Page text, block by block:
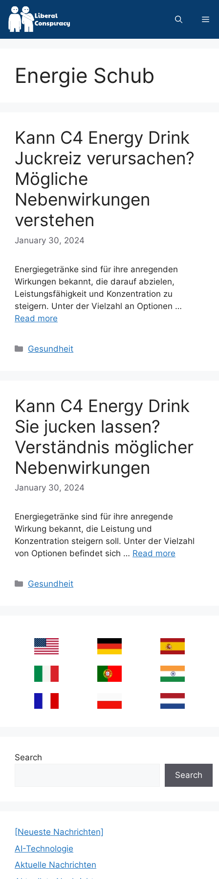
Skip
content
Energie Schub
Kann C4 Energy Drink
Juckreiz verursachen?
Mögliche
Nebenwirkungen
verstehen
January 30, 2024
Energiegetränke sind für ihre anregenden
Wirkungen bekannt, die darauf abzielen,
Leistungsfähigkeit und Konzentration zu
steigern. Unter der Vielzahl an Optionen …
Read more
Categories
Gesundheit
Kann C4 Energy Drink
Sie jucken lassen?
Verständnis möglicher
Nebenwirkungen
January 30, 2024
Energiegetränke sind für ihre anregende
Wirkung bekannt, die Leistung und
Konzentration steigern soll. Unter der Vielzahl
von Optionen befindet sich … Read more
Categories
Gesundheit
Search
Search
[Neueste Nachrichten]
AI-Technologie
Aktuelle Nachrichten